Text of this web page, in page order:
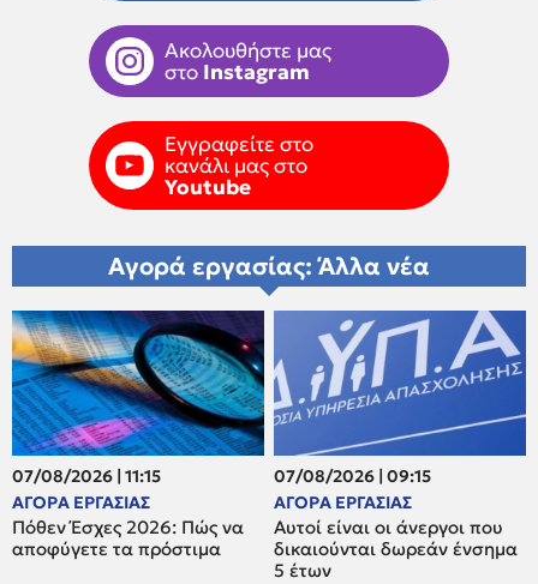
Ακολουθήστε μας
στο Instagram
Εγγραφείτε στο
κανάλι μας στο
Youtube
Αγορά εργασίας: Άλλα νέα
07/08/2026 | 11:15
ΑΓΟΡΑ ΕΡΓΑΣΙΑΣ
Πόθεν Έσχες 2026: Πώς να
αποφύγετε τα πρόστιμα
07/08/2026 | 09:15
ΑΓΟΡΑ ΕΡΓΑΣΙΑΣ
Αυτοί είναι οι άνεργοι που
δικαιούνται δωρεάν ένσημα
5 έτων